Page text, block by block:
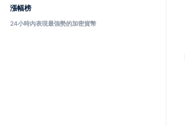
漲幅榜
24小時內表現最強勢的加密貨幣